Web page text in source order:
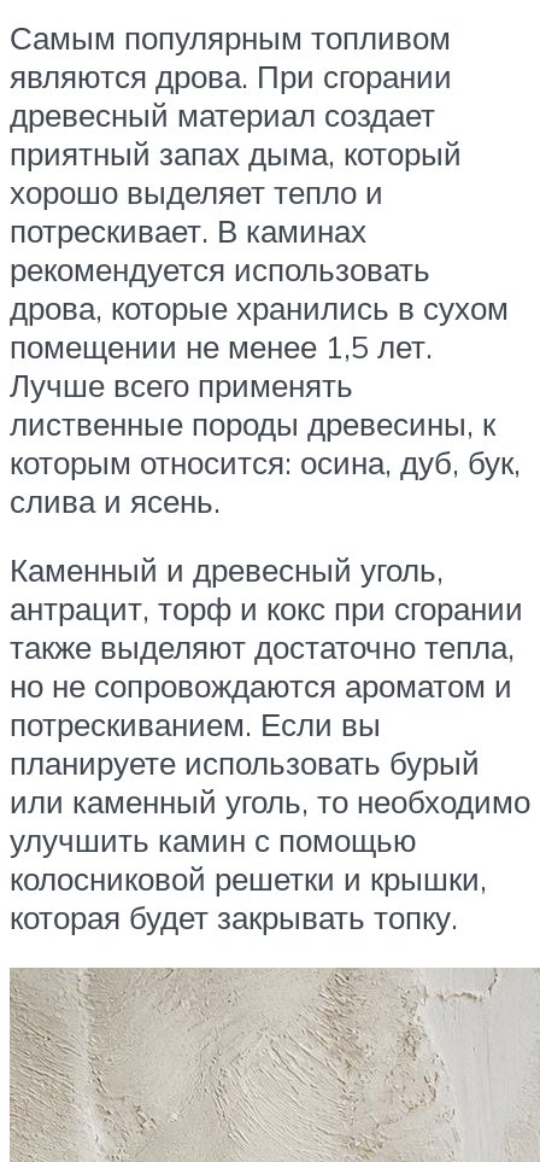
Самым популярным топливом
являются дрова. При сгорании
древесный материал создает
приятный запах дыма, который
хорошо выделяет тепло и
потрескивает. В каминах
рекомендуется использовать
дрова, которые хранились в сухом
помещении не менее 1,5 лет.
Лучше всего применять
лиственные породы древесины, к
которым относится: осина, дуб, бук,
слива и ясень.
Каменный и древесный уголь,
антрацит, торф и кокс при сгорании
также выделяют достаточно тепла,
но не сопровождаются ароматом и
потрескиванием. Если вы
планируете использовать бурый
или каменный уголь, то необходимо
улучшить камин с помощью
колосниковой решетки и крышки,
которая будет закрывать топку.